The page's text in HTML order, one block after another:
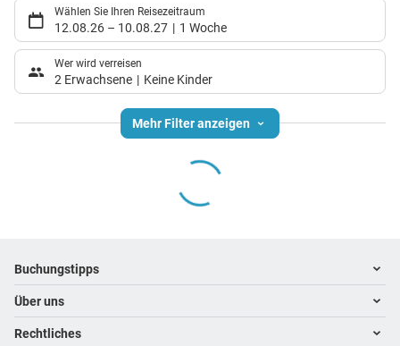
Wählen Sie Ihren Reisezeitraum
12.08.26 – 10.08.27 1 Woche
Wer wird verreisen
2 Erwachsene Keine Kinder
Mehr Filter anzeigen
Footer navigation
Buchungstipps
Warum im Reisebüro buchen
Hoteltipps
Über uns
Kontakt
Rechtliches